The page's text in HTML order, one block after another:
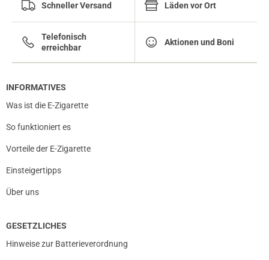
Schneller Versand Läden vor Ort
Telefonisch
erreichbar
Aktionen und Boni
INFORMATIVES
Was ist die E-Zigarette
So funktioniert es
Vorteile der E-Zigarette
Einsteigertipps
Über uns
GESETZLICHES
Hinweise zur Batterieverordnung